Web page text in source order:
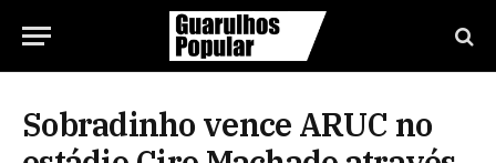
Sobradinho vence ARUC no